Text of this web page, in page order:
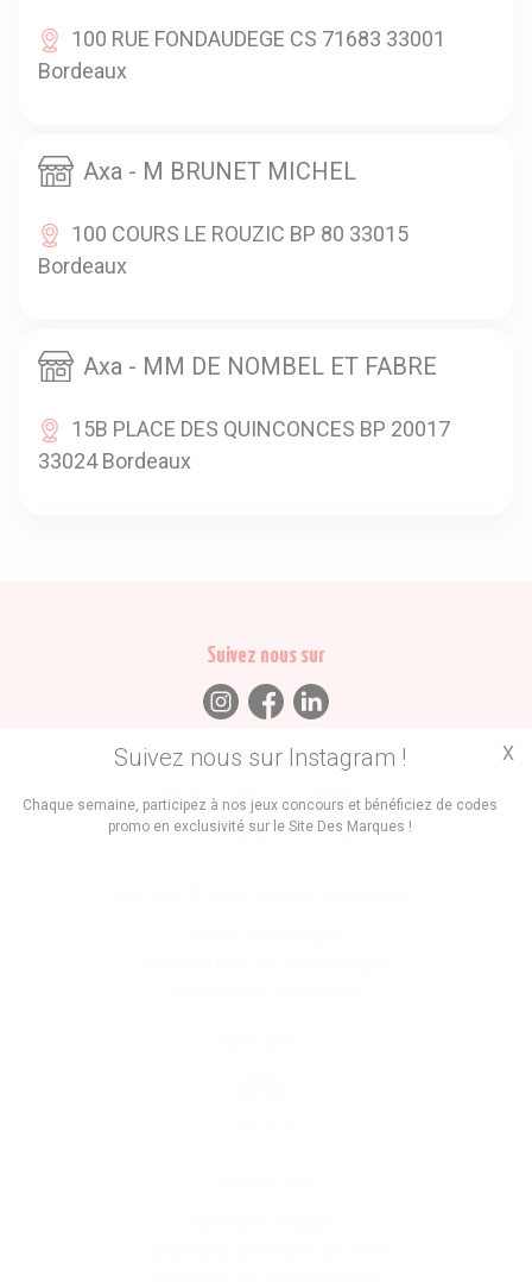
100 RUE FONDAUDEGE CS 71683 33001
Bordeaux
Axa - M BRUNET MICHEL
100 COURS LE ROUZIC BP 80 33015
Bordeaux
Axa - MM DE NOMBEL ET FABRE
15B PLACE DES QUINCONCES BP 20017
33024 Bordeaux
Suivez nous sur Instagram !
Chaque semaine, participez à nos jeux concours et bénéficiez de codes
promo en exclusivité sur le Site Des Marques !
X
Suivez nous sur
Trouvez des
Promos Marques Boutiques